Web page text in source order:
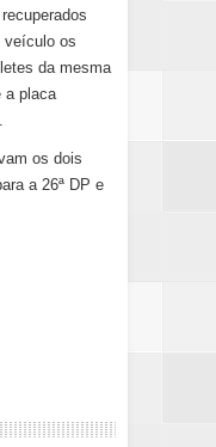
veículo os
da mesma
a placa
os dois
a 26ª DP e